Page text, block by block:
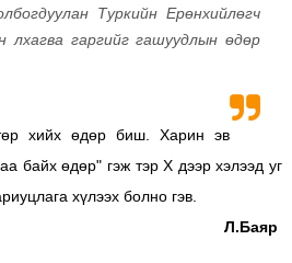
Туркийн Ерөнхийлөгч
лхагва гаргийг гашуудлын өдөр
хийх өдөр биш. Харин эв
байх өдөр" гэж тэр X дээр хэлээд уг
хүлээх болно гэв.
Л.Баяр